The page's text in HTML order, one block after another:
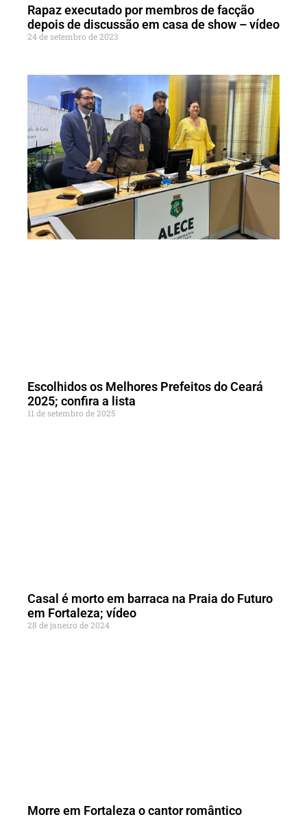
Rapaz executado por membros de facção
depois de discussão em casa de show – vídeo
24 de setembro de 2023
Escolhidos os Melhores Prefeitos do Ceará
2025; confira a lista
11 de setembro de 2025
Casal é morto em barraca na Praia do Futuro
em Fortaleza; vídeo
28 de janeiro de 2024
Morre em Fortaleza o cantor romântico